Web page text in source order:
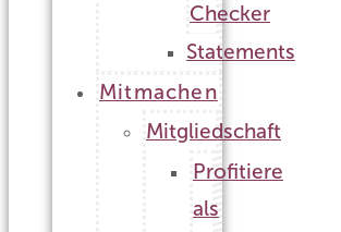
Checker
Statements
Mitmachen
Mitgliedschaft
Profitiere
als